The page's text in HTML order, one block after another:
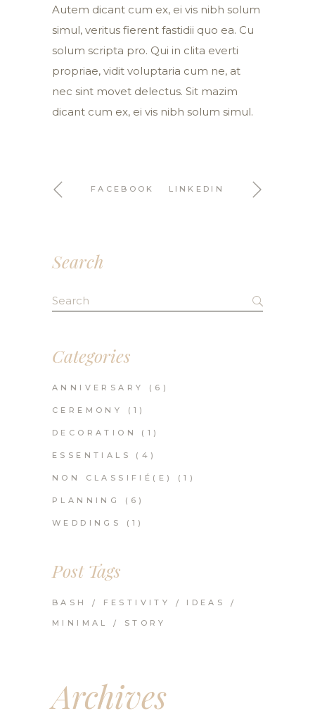
Autem dicant cum ex, ei vis nibh solum
simul, veritus fierent fastidii quo ea. Cu
solum scripta pro. Qui in clita everti
propriae, vidit voluptaria cum ne, at
nec sint movet delectus. Sit mazim
dicant cum ex, ei vis nibh solum simul.
FACEBOOK LINKEDIN
Search
Search
for:
Categories
ANNIVERSARY (6)
CEREMONY (1)
DECORATION (1)
ESSENTIALS (4)
NON CLASSIFIÉ(E) (1)
PLANNING (6)
WEDDINGS (1)
Post Tags
BASH FESTIVITY IDEAS
MINIMAL STORY
Archives